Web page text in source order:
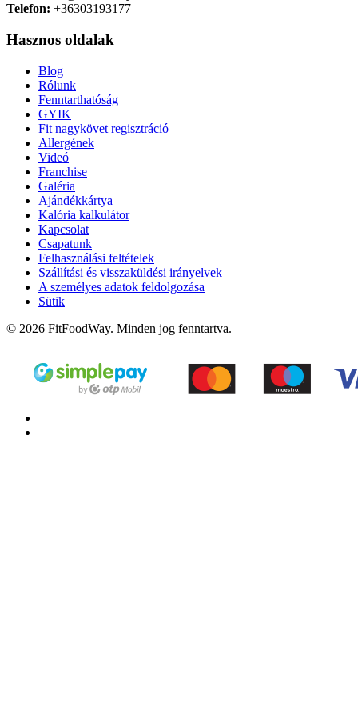
Telefon: +36303193177
Hasznos oldalak
Blog
Rólunk
Fenntarthatóság
GYIK
Fit nagykövet regisztráció
Allergének
Videó
Franchise
Galéria
Ajándékkártya
Kalória kalkulátor
Kapcsolat
Csapatunk
Felhasználási feltételek
Szállítási és visszaküldési irányelvek
A személyes adatok feldolgozása
Sütik
© 2026 FitFoodWay. Minden jog fenntartva.